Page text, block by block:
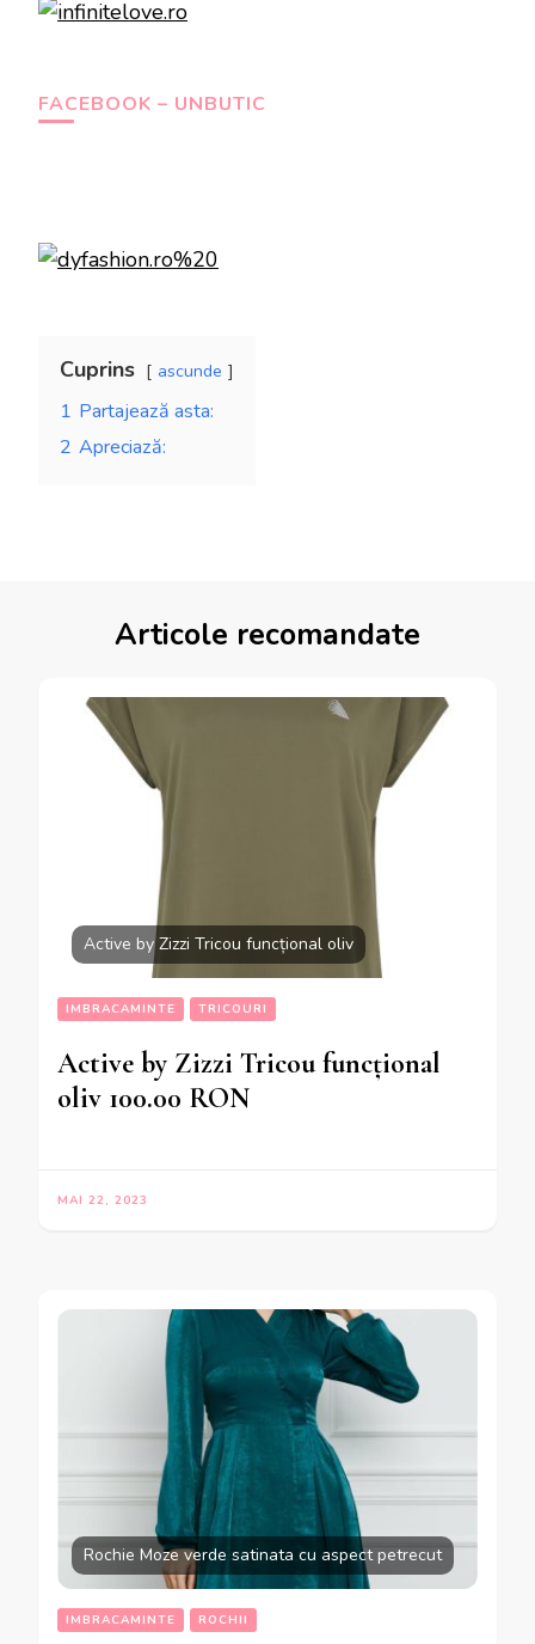
FACEBOOK – UNBUTIC
Cuprins ascunde
1 Partajează asta:
2 Apreciază:
Articole recomandate
Active by Zizzi Tricou funcțional oliv
IMBRACAMINTE TRICOURI
Active by Zizzi Tricou funcțional
oliv 100.00 RON
MAI 22, 2023
Rochie Moze verde satinata cu aspect petrecut
IMBRACAMINTE ROCHII